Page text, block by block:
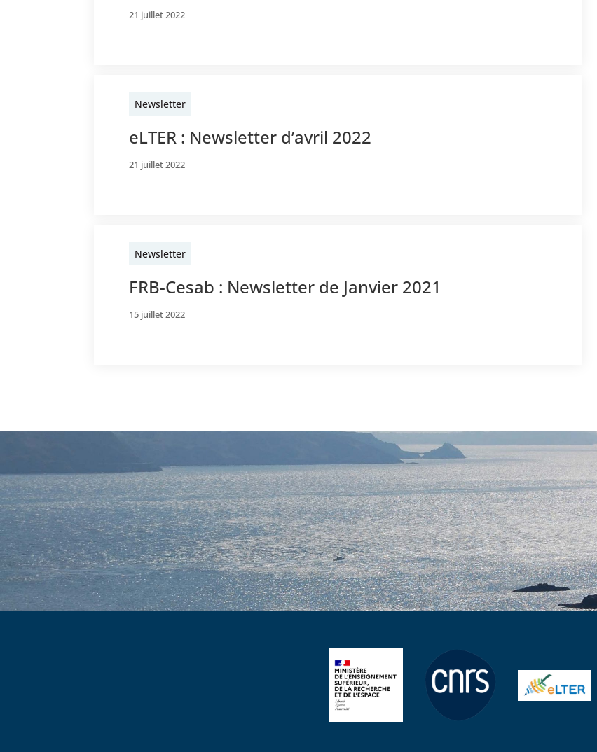
21 juillet 2022
Newsletter
eLTER : Newsletter d’avril 2022
21 juillet 2022
Newsletter
FRB-Cesab : Newsletter de Janvier 2021
15 juillet 2022